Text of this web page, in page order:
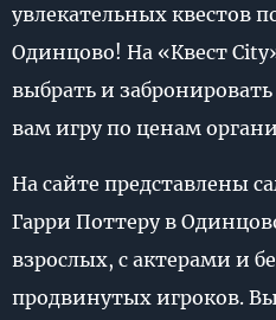
увлекательных квестов
Одинцово! На «Квест
выбрать и
вам игру по ценам
На сайте представлены
Гарри Поттеру в
взрослых, с актерами и
продвинутых игроков.